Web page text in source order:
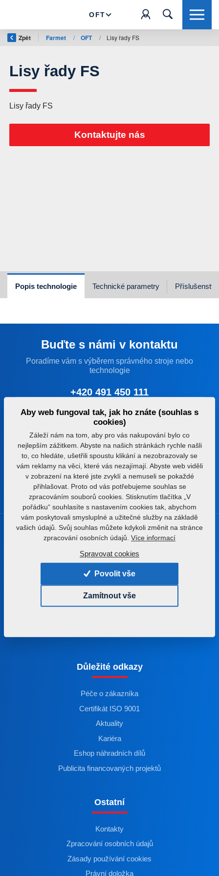
OFT
Zpět Farmet / OFT / Lisy řady FS
Lisy řady FS
Lisy řady FS
Kontaktujte nás
Popis technologie Technické parametry Příslušenství
Buďte s námi v kontaktu
Poradíme vám s výběrem správného stroje nebo
technologie
+420 491 450 111
farmet@farmet.cz
Jiřinková 276
552 03 Česká Skalice
Česká republika
Produkty
Zpracování půdy
Aplikace hnojiv
Setí
Důležité odkazy
Péče o zákazníka
Certifikát ISO 9001
Aktuality
Kariéra
Eshop náhradních dílů
Publicita financovaných projektů
Ostatní
Kontakty
Zpracování osobních údajů
Zásady používání cookies
Právní doložka
Aby web fungoval tak, jak ho znáte (souhlas s
cookies)
Záleží nám na tom, aby pro vás nakupování bylo co
nejlepším zážitkem. Abyste na našich stránkách rychle našli
to, co hledáte, ušetřili spoustu klikání a nezobrazovaly se
vám reklamy na věci, které vás nezajímají. Abyste web viděli
v zobrazení na které jste zvyklí a nemuseli se pokaždé
přihlašovat. Proto od vás potřebujeme souhlas se
zpracováním souborů cookies. Stisknutím tlačítka „V
pořádku“ souhlasíte s nastavením cookies tak, abychom
vám poskytovali smysluplné a užitečné služby na základě
vašich údajů. Svůj souhlas můžete kdykoli změnit na stránce
zpracování osobních údajů. Více informací
Spravovat cookies
Povolit vše
Zamítnout vše